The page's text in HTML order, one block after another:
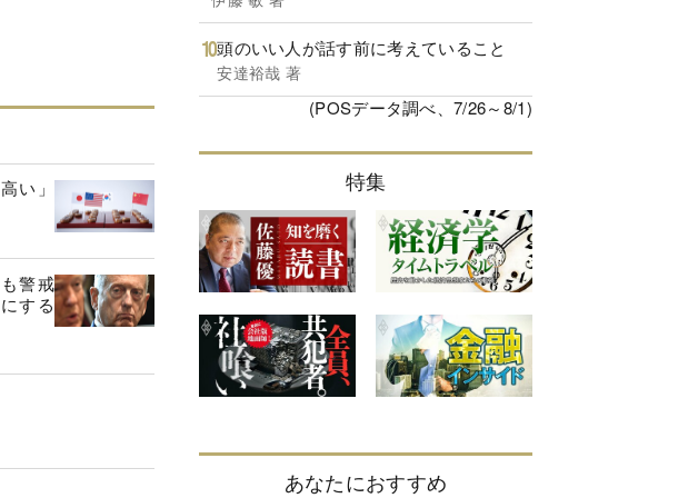
い」
警戒
する
頭のいい人が話す前に考えていること
安達裕哉 著
(POSデータ調べ、7/26～8/1)
特集
あなたにおすすめ